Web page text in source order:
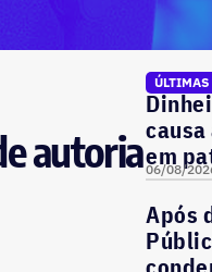
autoriaem
06/08/
Após